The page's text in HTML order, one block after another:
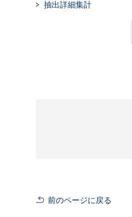
抽出詳細集計
前のページに戻る